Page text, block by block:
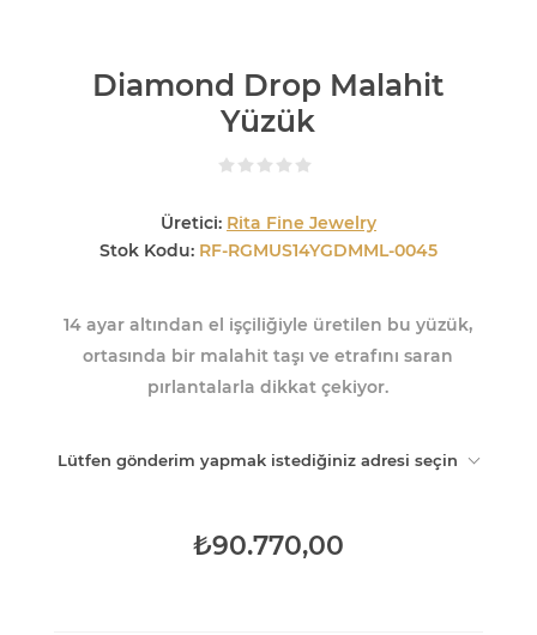
Diamond Drop Malahit
Yüzük
Üretici: Rita Fine Jewelry
Stok Kodu: RF-RGMUS14YGDMML-0045
14 ayar altından el işçiliğiyle üretilen bu yüzük,
ortasında bir malahit taşı ve etrafını saran
pırlantalarla dikkat çekiyor.
Lütfen gönderim yapmak istediğiniz adresi seçin
₺90.770,00